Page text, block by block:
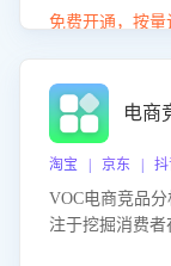
化策略，助力商
免费开通，按量
电商
淘宝 | 京东 |
VOC电商竞品
注于挖掘消费